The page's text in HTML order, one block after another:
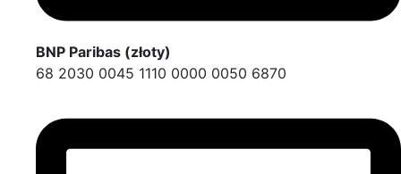
BNP Paribas (złoty)
68 2030 0045 1110 0000 0050 6870